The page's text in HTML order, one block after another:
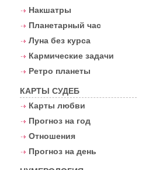
Накшатры
Планетарный час
Луна без курса
Кармические задачи
Ретро планеты
КАРТЫ СУДЕБ
Карты любви
Прогноз на год
Отношения
Прогноз на день